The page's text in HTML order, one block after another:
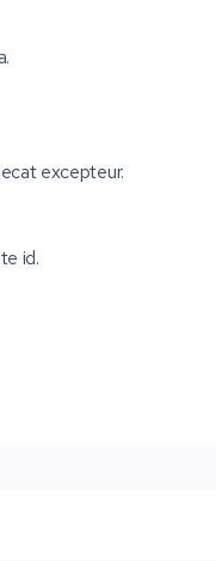
excepteur.
id.